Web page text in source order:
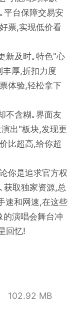
平台保障交易安
票,实现低价看
新及时｡特色"心
厚,折扣力度
体验,轻松拿下
不含糊｡界面友
出"板块,发现更
比超高,给你超
你是追求官方权
获取独家资源,总
速和网速,在这些
的演唱会舞台冲
回忆!
102.92 MB